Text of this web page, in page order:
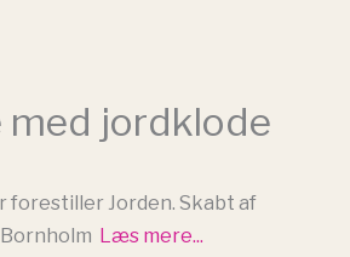
med jordklode
forestiller Jorden. Skabt af
Læs mere...